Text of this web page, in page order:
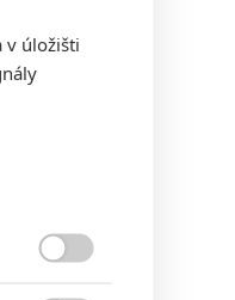
v úložišti